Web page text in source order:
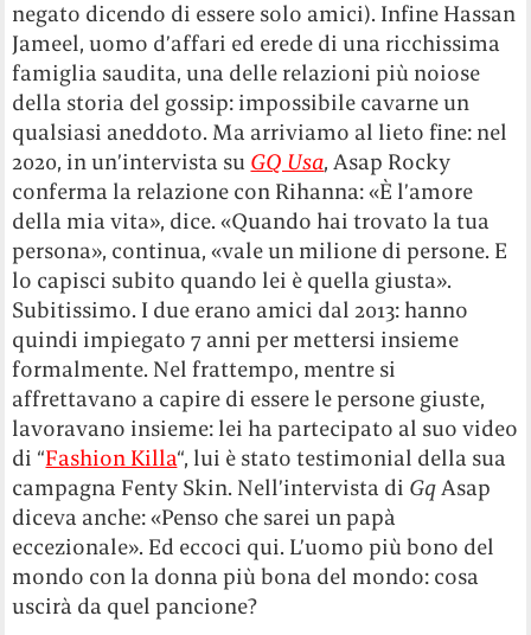
negato dicendo di essere solo amici). Infine Hassan
Jameel, uomo d’affari ed erede di una ricchissima
famiglia saudita, una delle relazioni più noiose
della storia del gossip: impossibile cavarne un
qualsiasi aneddoto. Ma arriviamo al lieto fine: nel
2020, in un’intervista su GQ Usa, Asap Rocky
conferma la relazione con Rihanna: «È l’amore
della mia vita», dice. «Quando hai trovato la tua
persona», continua, «vale un milione di persone. E
lo capisci subito quando lei è quella giusta».
Subitissimo. I due erano amici dal 2013: hanno
quindi impiegato 7 anni per mettersi insieme
formalmente. Nel frattempo, mentre si
affrettavano a capire di essere le persone giuste,
lavoravano insieme: lei ha partecipato al suo video
di “Fashion Killa“, lui è stato testimonial della sua
campagna Fenty Skin. Nell’intervista di GqAsap
diceva anche: «Penso che sarei un papà
eccezionale». Ed eccoci qui. L’uomo più bono del
mondo con la donna più bona del mondo: cosa
uscirà da quel pancione?